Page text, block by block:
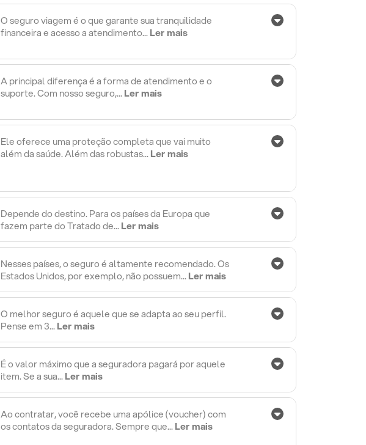
O seguro viagem é o que garante sua tranquilidade
financeira e acesso a atendimento...Ler mais
A principal diferença é a forma de atendimento e o
suporte. Com nosso seguro,...Ler mais
Ele oferece uma proteção completa que vai muito
além da saúde. Além das robustas...Ler mais
Depende do destino. Para os países da Europa que
fazem parte do Tratado de...Ler mais
Nesses países, o seguro é altamente recomendado. Os
Estados Unidos, por exemplo, não possuem...Ler mais
O melhor seguro é aquele que se adapta ao seu perfil.
Pense em 3...Ler mais
É o valor máximo que a seguradora pagará por aquele
item. Se a sua...Ler mais
Ao contratar, você recebe uma apólice (voucher) com
os contatos da seguradora. Sempre que...Ler mais